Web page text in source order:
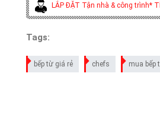
LẮP ĐẶT Tận nhà & công trình*
Tags:
bếp từ giá rẻ chefs mua bếp